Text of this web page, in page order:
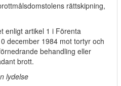
rättskipning,
enligt artikel 1 i Förenta
december 1984 mot tortyr och
behandling eller
brott.
lydelse